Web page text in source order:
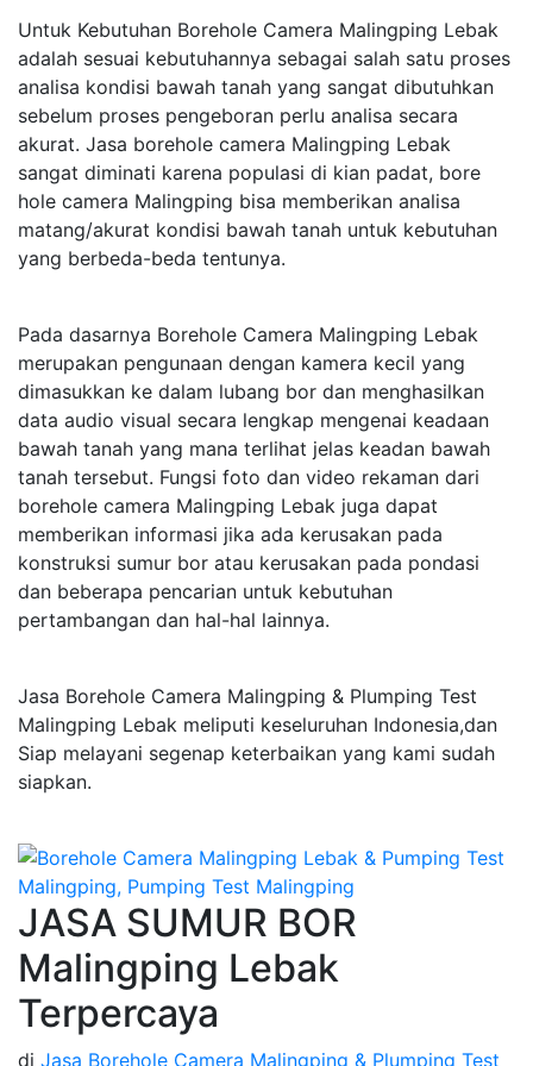
Untuk Kebutuhan Borehole Camera Malingping Lebak
adalah sesuai kebutuhannya sebagai salah satu proses
analisa kondisi bawah tanah yang sangat dibutuhkan
sebelum proses pengeboran perlu analisa secara
akurat. Jasa borehole camera Malingping Lebak
sangat diminati karena populasi di kian padat, bore
hole camera Malingping bisa memberikan analisa
matang/akurat kondisi bawah tanah untuk kebutuhan
yang berbeda-beda tentunya.
Pada dasarnya Borehole Camera Malingping Lebak
merupakan pengunaan dengan kamera kecil yang
dimasukkan ke dalam lubang bor dan menghasilkan
data audio visual secara lengkap mengenai keadaan
bawah tanah yang mana terlihat jelas keadan bawah
tanah tersebut. Fungsi foto dan video rekaman dari
borehole camera Malingping Lebak juga dapat
memberikan informasi jika ada kerusakan pada
konstruksi sumur bor atau kerusakan pada pondasi
dan beberapa pencarian untuk kebutuhan
pertambangan dan hal-hal lainnya.
Jasa Borehole Camera Malingping & Plumping Test
Malingping Lebak meliputi keseluruhan Indonesia,dan
Siap melayani segenap keterbaikan yang kami sudah
siapkan.
JASA SUMUR BOR
Malingping Lebak
Terpercaya
di Jasa Borehole Camera Malingping & Plumping Test